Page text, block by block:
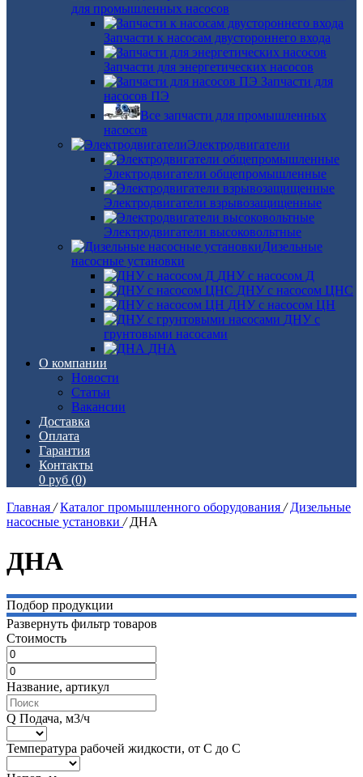
для промышленных насосов
Запчасти к насосам двустороннего входа
Запчасти для энергетических насосов
Запчасти для
насосов ПЭ
Все запчасти для промышленных
насосов
Электродвигатели
Электродвигатели общепромышленные
Электродвигатели взрывозащищенные
Электродвигатели высоковольтные
Дизельные
насосные установки
ДНУ с насосом Д
ДНУ с насосом ЦНС
ДНУ с насосом ЦН
ДНУ с
грунтовыми насосами
ДНА
О компании
Новости
Статьи
Вакансии
Доставка
Оплата
Гарантия
Контакты
0 руб (0)
Главная / Каталог промышленного оборудования / Дизельные
насосные установки / ДНА
ДНА
Подбор продукции
Развернуть фильтр товаров
Стоимость
Название, артикул
Q Подача, м3/ч
Температура рабочей жидкости, от С до С